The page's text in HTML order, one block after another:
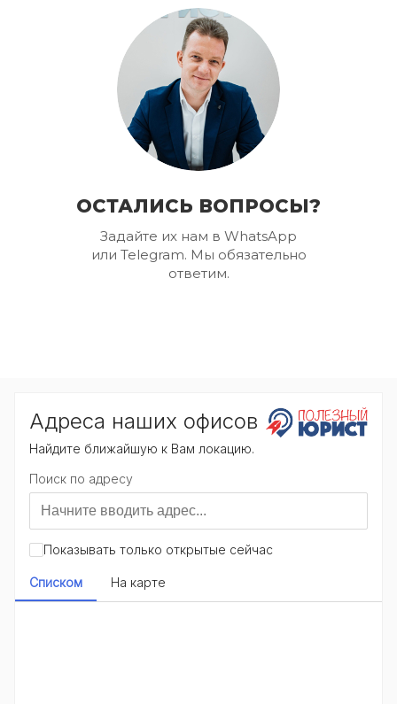
ОСТАЛИСЬ ВОПРОСЫ?
Задайте их нам в WhatsApp
или Telegram. Мы обязательно
ответим.